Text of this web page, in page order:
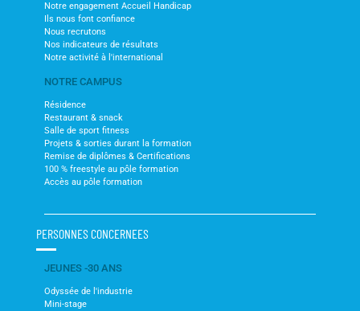
Notre engagement Accueil Handicap
Ils nous font confiance
Nous recrutons
Nos indicateurs de résultats
Notre activité à l'international
NOTRE CAMPUS
Résidence
Restaurant & snack
Salle de sport fitness
Projets & sorties durant la formation
Remise de diplômes & Certifications
100 % freestyle au pôle formation
Accès au pôle formation
PERSONNES CONCERNEES
JEUNES -30 ANS
Odyssée de l'industrie
Mini-stage